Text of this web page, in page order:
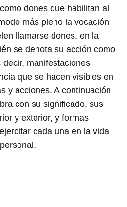
dones que habilitan al
más pleno la vocación
llamarse dones, en la
se denota su acción como
decir, manifestaciones
que se hacen visibles en
y acciones. A continuación
con su significado, sus
y exterior, y formas
cada una en la vida